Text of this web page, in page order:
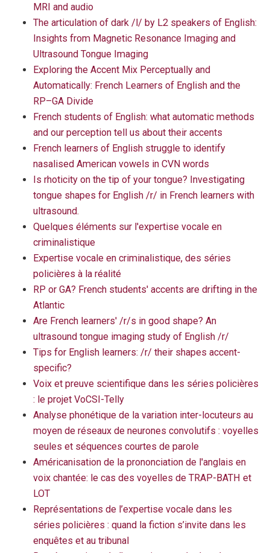
MRI and audio
The articulation of dark /l/ by L2 speakers of English:
Insights from Magnetic Resonance Imaging and
Ultrasound Tongue Imaging
Exploring the Accent Mix Perceptually and
Automatically: French Learners of English and the
RP–GA Divide
French students of English: what automatic methods
and our perception tell us about their accents
French learners of English struggle to identify
nasalised American vowels in CVN words
Is rhoticity on the tip of your tongue? Investigating
tongue shapes for English /r/ in French learners with
ultrasound.
Quelques éléments sur l'expertise vocale en
criminalistique
Expertise vocale en criminalistique, des séries
policières à la réalité
RP or GA? French students' accents are drifting in the
Atlantic
Are French learners' /r/s in good shape? An
ultrasound tongue imaging study of English /r/
Tips for English learners: /r/ their shapes accent-
specific?
Voix et preuve scientifique dans les séries policières
: le projet VoCSI-Telly
Analyse phonétique de la variation inter-locuteurs au
moyen de réseaux de neurones convolutifs : voyelles
seules et séquences courtes de parole
Américanisation de la prononciation de l'anglais en
voix chantée: le cas des voyelles de TRAP-BATH et
LOT
Représentations de l’expertise vocale dans les
séries policières : quand la fiction s’invite dans les
enquêtes et au tribunal